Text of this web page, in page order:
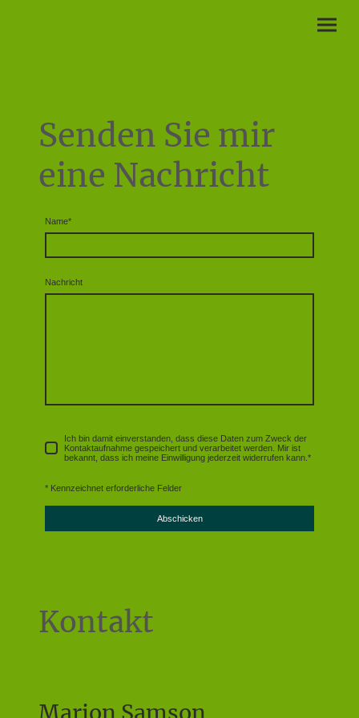
Senden Sie mir
eine Nachricht
Name*
Nachricht
Ich bin damit einverstanden, dass diese Daten zum Zweck der
Kontaktaufnahme gespeichert und verarbeitet werden. Mir ist
bekannt, dass ich meine Einwilligung jederzeit widerrufen kann. *
* Kennzeichnet erforderliche Felder
Abschicken
Kontakt